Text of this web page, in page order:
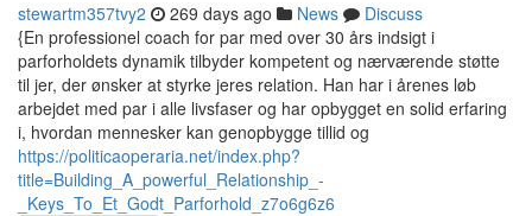
stewartm357tvy2 269 days ago News
Discuss
{En professionel coach for par med over 30 års indsigt i
parforholdets dynamik tilbyder kompetent og nærværende støtte
til jer, der ønsker at styrke jeres relation. Han har i årenes løb
arbejdet med par i alle livsfaser og har opbygget en solid erfaring
i, hvordan mennesker kan genopbygge tillid og
https://politicaoperaria.net/index.php?
title=Building_A_powerful_Relationship_-
_Keys_To_Et_Godt_Parforhold_z7o6g6z6